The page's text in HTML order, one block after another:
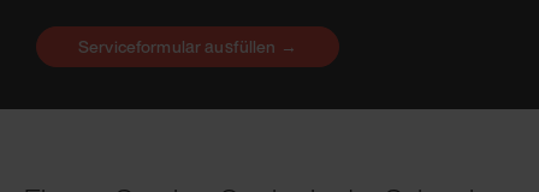
Serviceformular ausfüllen →